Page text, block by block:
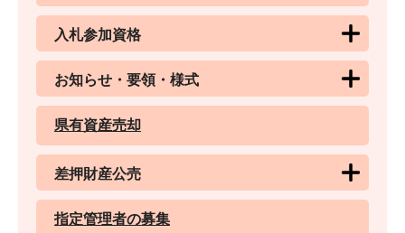
入札参加資格
お知らせ・要領・様式
県有資産売却
差押財産公売
指定管理者の募集